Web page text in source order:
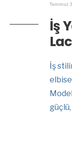
Temmuz
İş
İş